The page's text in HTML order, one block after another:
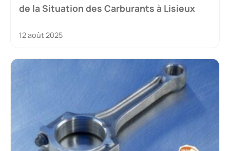
de la Situation des Carburants à Lisieux
12 août 2025